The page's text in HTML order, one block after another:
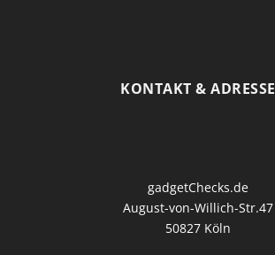
KONTAKT & ADRESSE
gadgetChecks.de
August-von-Willich-Str.47
50827 Köln